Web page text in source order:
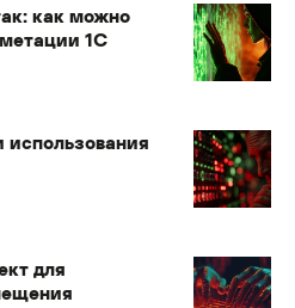
как можно
1C
для